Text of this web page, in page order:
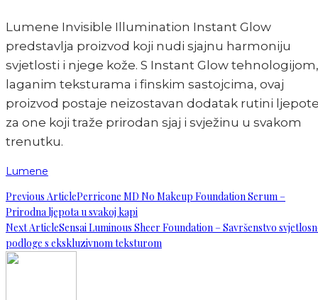
Lumene Invisible Illumination Instant Glow
predstavlja proizvod koji nudi sjajnu harmoniju
svjetlosti i njege kože. S Instant Glow tehnologijom,
laganim teksturama i finskim sastojcima, ovaj
proizvod postaje neizostavan dodatak rutini
za one koji traže prirodan sjaj i svježinu u svakom
trenutku.
Lumene
Previous ArticlePerricone MD No Makeup Foundation Serum –
Prirodna ljepota u svakoj kapi
Next ArticleSensai Luminous Sheer Foundation – Savršenstvo
podloge s ekskluzivnom teksturom